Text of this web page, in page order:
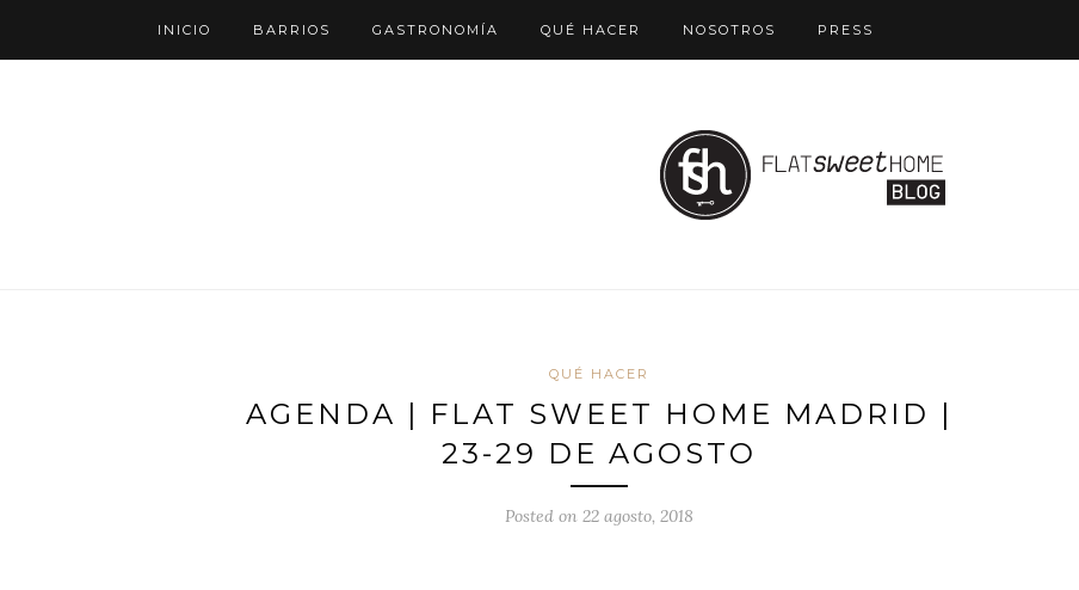
INICIO BARRIOS GASTRONOMÍA QUÉ HACER NOSOTROS PRESS
QUÉ HACER
AGENDA | FLAT SWEET HOME MADRID |
23-29 DE AGOSTO
Posted on 22 agosto, 2018